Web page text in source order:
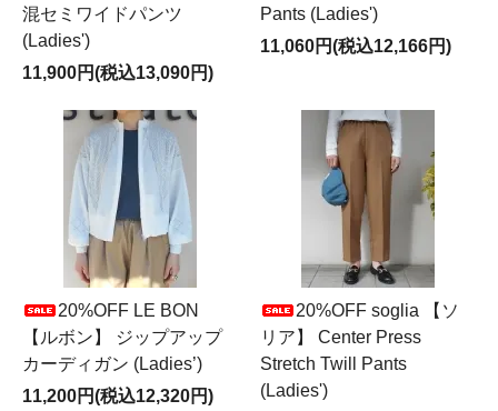
混セミワイドパンツ
(Ladies')
11,900円(税込13,090円)
Pants (Ladies')
11,060円(税込12,166円)
20%OFF LE BON
【ルボン】 ジップアップ
カーディガン (Ladies’)
11,200円(税込12,320円)
20%OFF soglia 【ソ
リア】 Center Press
Stretch Twill Pants
(Ladies')